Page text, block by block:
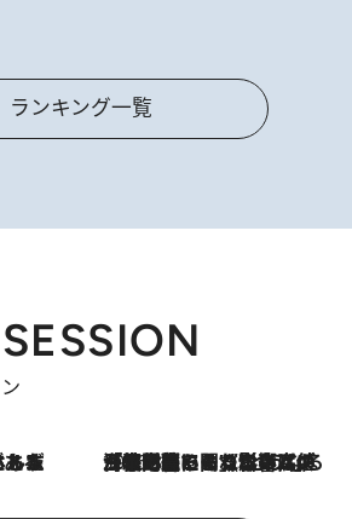
ランキング一覧
2026.8.3
「住宅建てられない…」「サーチャージ料の高値が続いている」ホルムズ海峡封鎖による影響はいつまで続く？《エネルギー専門家に聞く“どうなる日本の暮らし”》